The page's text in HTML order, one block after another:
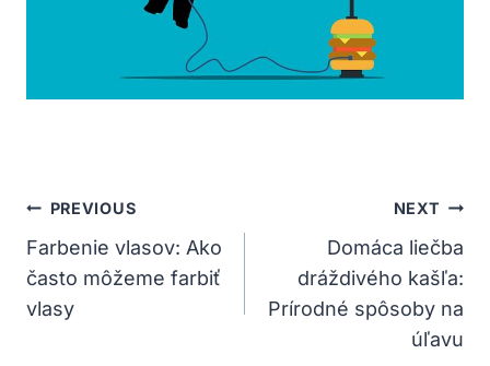
Navigácia
V
Článku
PREVIOUS
Farbenie vlasov: Ako
často môžeme farbiť
vlasy
NEXT
Domáca liečba
dráždivého kašľa:
Prírodné spôsoby na
úľavu